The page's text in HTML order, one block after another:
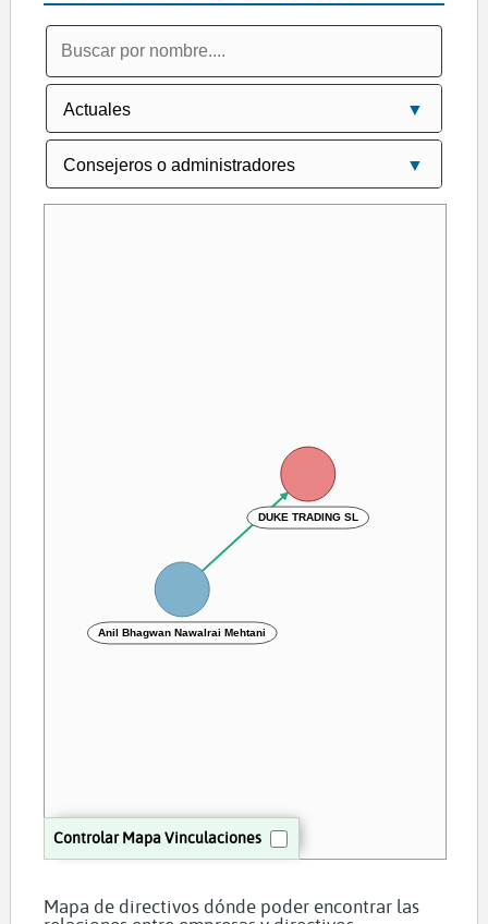
Controlar Mapa Vinculaciones
DUKE TRADING SL
Anil Bhagwan Nawalrai Mehtani
Mapa de directivos dónde poder encontrar las